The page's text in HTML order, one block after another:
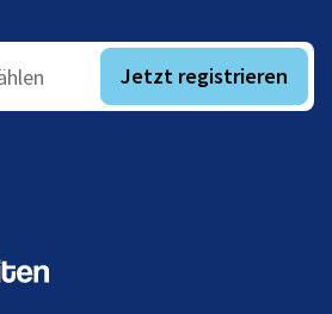
Jetzt registrieren